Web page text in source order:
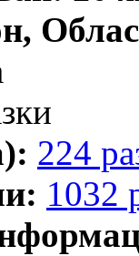
224
1032